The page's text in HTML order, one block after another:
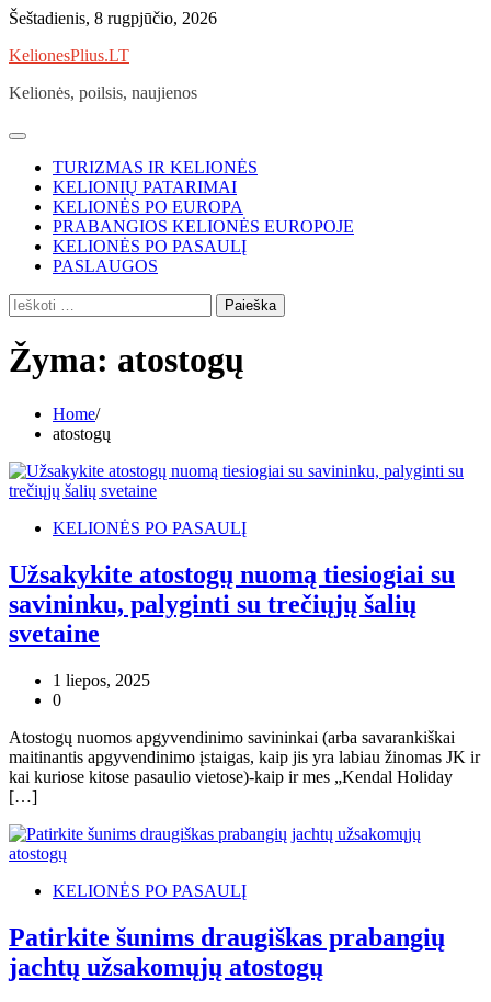
Skip
content
Šeštadienis, 8 rugpjūčio, 2026
KelionesPlius.LT
Kelionės, poilsis, naujienos
TURIZMAS IR KELIONĖS
KELIONIŲ PATARIMAI
KELIONĖS PO EUROPA
PRABANGIOS KELIONĖS EUROPOJE
KELIONĖS PO PASAULĮ
PASLAUGOS
Ieškoti:
Žyma: atostogų
Home
atostogų
KELIONĖS PO PASAULĮ
Užsakykite atostogų nuomą tiesiogiai su
savininku, palyginti su trečiųjų šalių
svetaine
1 liepos, 2025
0
Atostogų nuomos apgyvendinimo savininkai (arba savarankiškai
maitinantis apgyvendinimo įstaigas, kaip jis yra labiau žinomas JK ir
kai kuriose kitose pasaulio vietose)-kaip ir mes „Kendal Holiday
[…]
KELIONĖS PO PASAULĮ
Patirkite šunims draugiškas prabangių
jachtų užsakomųjų atostogų